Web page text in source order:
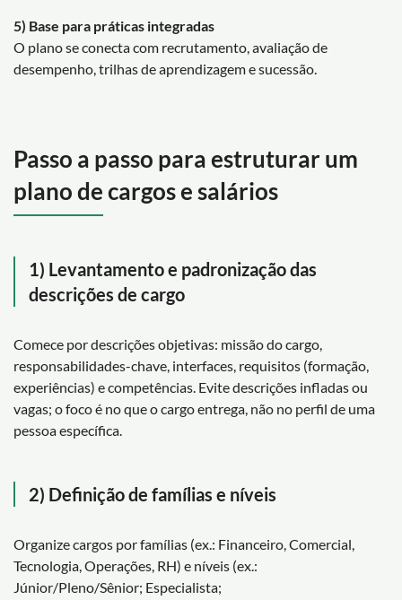
5) Base para práticas integradas
O plano se conecta com recrutamento, avaliação de
desempenho, trilhas de aprendizagem e sucessão.
Passo a passo para estruturar um
plano de cargos e salários
1) Levantamento e padronização das
descrições de cargo
Comece por descrições objetivas: missão do cargo,
responsabilidades-chave, interfaces, requisitos (formação,
experiências) e competências. Evite descrições infladas ou
vagas; o foco é no que o cargo entrega, não no perfil de uma
pessoa específica.
2) Definição de famílias e níveis
Organize cargos por famílias (ex.: Financeiro, Comercial,
Tecnologia, Operações, RH) e níveis (ex.:
Júnior/Pleno/Sênior; Especialista;